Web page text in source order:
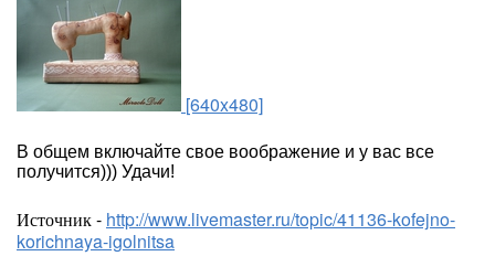
[640x480]
В общем включайте свое воображение и у вас все
получится))) Удачи!
Источник - http://www.livemaster.ru/topic/41136-kofejno-
korichnaya-igolnitsa